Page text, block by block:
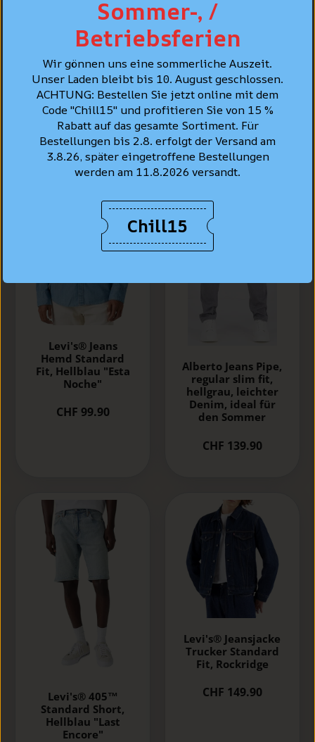
PERSÖNLICHE BERATUNG
BESTSELLER
Levi's® Jeans
Hemd Standard
Fit, Hellblau "Esta
Noche"
CHF 99.90
Alberto Jeans Pipe,
regular slim fit,
hellgrau, leichter
Denim, ideal für
den Sommer
CHF 139.90
Levi's® 405™
Standard Short,
Hellblau "Last
Encore"
Levi's® Jeansjacke
Trucker Standard
Fit, Rockridge
CHF 149.90
Sommer-, /
Betriebsferien
Wir gönnen uns eine sommerliche Auszeit.
Unser Laden bleibt bis 10. August geschlossen.
ACHTUNG: Bestellen Sie jetzt online mit dem
Code "Chill15" und profitieren Sie von 15 %
Rabatt auf das gesamte Sortiment. Für
Bestellungen bis 2.8. erfolgt der Versand am
3.8.26, später eingetroffene Bestellungen
werden am 11.8.2026 versandt.
Chill15